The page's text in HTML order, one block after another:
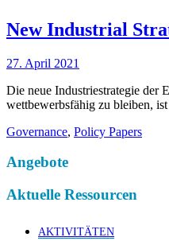
New Industrial
27. April 2021
Die neue Industriestrategie der
wettbewerbsfähig zu bleiben,
Governance, Policy Papers
Angebote
Aktuelle Ressourcen
AKTIVITÄTEN